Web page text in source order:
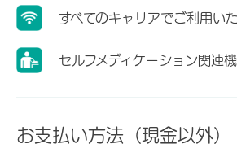
すべてのキャリアでご利用い
セルフメディケーション関連
お支払い方法（現金以外）